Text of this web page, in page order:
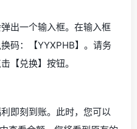
出一个输入框。在输入框
码：【YYXPHB】。请务
【兑换】按钮。
即刻到账。此时，您可以